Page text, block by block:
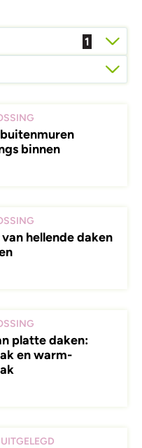
1
binnen
hellende daken
platte daken:
en warm-